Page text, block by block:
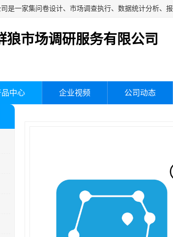
狼市场调研服务有限公司
品中心 企业视频 公司动态